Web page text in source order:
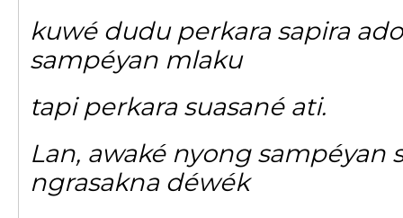
kuwé dudu perkara sapira
sampéyan mlaku
tapi perkara suasané ati.
Lan, awaké nyong sampéyan
ngrasakna déwék